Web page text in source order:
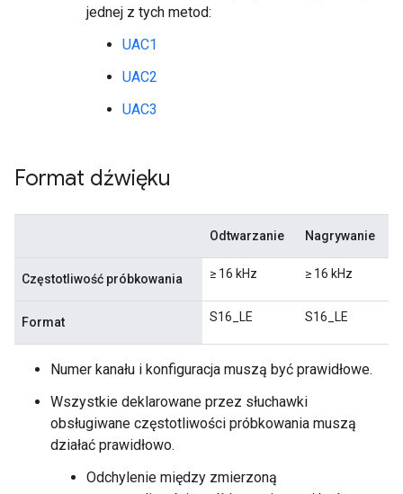
jednej z tych metod:
UAC1
UAC2
UAC3
Format dźwięku
Odtwarzanie Nagrywanie
Częstotliwość próbkowania ≥ 16 kHz ≥ 16 kHz
Format S16_LE S16_LE
Numer kanału i konfiguracja muszą być prawidłowe.
Wszystkie deklarowane przez słuchawki
obsługiwane częstotliwości próbkowania muszą
działać prawidłowo.
Odchylenie między zmierzoną